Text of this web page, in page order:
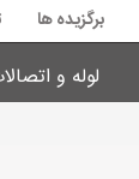
برگزیده ها
لوله و